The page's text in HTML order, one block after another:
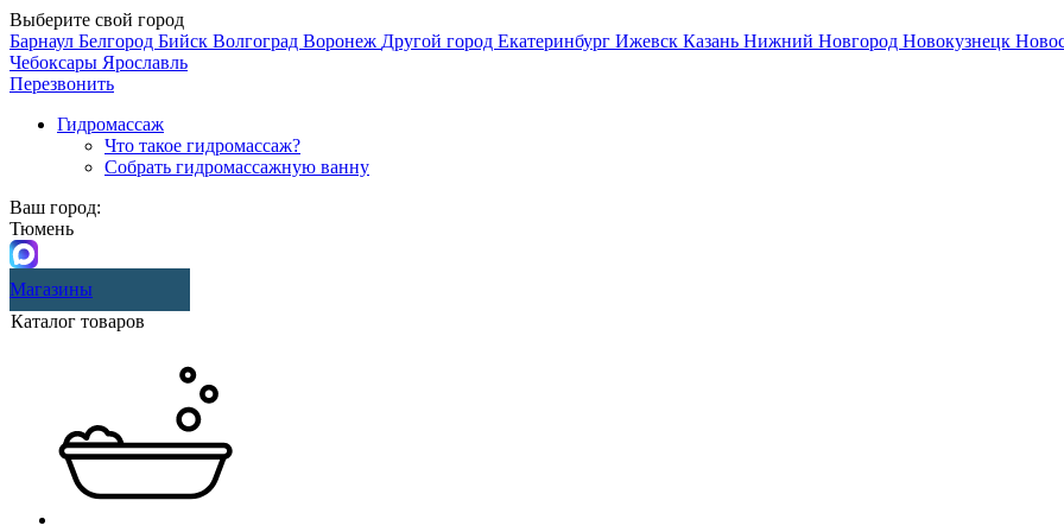
Выберите свой город
Барнаул Белгород Бийск Волгоград Воронеж Другой город Екатеринбург Ижевск Казань Нижний Новгород Новокузнецк
Чебоксары Ярославль
Перезвонить
Гидромассаж
Что такое гидромассаж?
Собрать гидромассажную ванну
Ваш город:
Тюмень
Магазины
Каталог товаров